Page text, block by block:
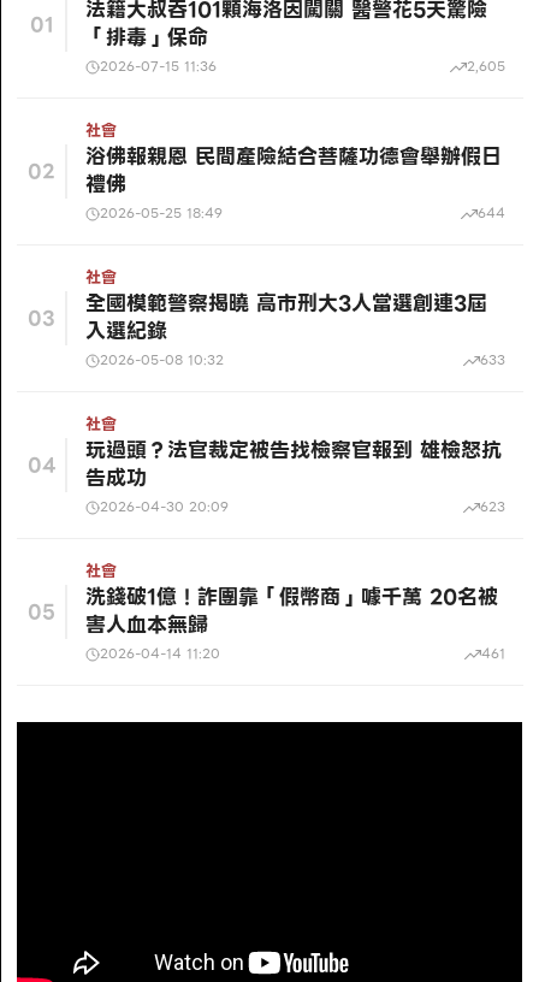
01
法籍大叔吞101顆海洛因闖關 醫警花5天驚險
「排毒」保命
2026-07-15 11:36 2,605
02
社會
浴佛報親恩 民間產險結合菩薩功德會舉辦假日
禮佛
2026-05-25 18:49 644
03
社會
全國模範警察揭曉 高市刑大3人當選創連3屆
入選紀錄
2026-05-08 10:32 633
04
社會
玩過頭？法官裁定被告找檢察官報到 雄檢怒抗
告成功
2026-04-30 20:09 623
05
社會
洗錢破1億！詐團靠「假幣商」噱千萬 20名被
害人血本無歸
2026-04-14 11:20 461